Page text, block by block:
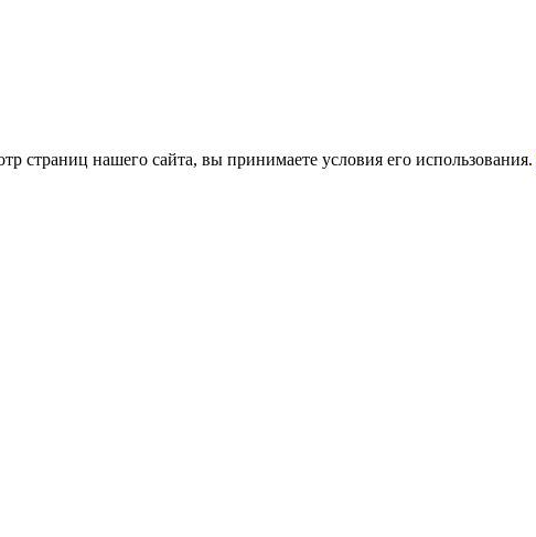
страниц нашего сайта, вы принимаете условия его использования.